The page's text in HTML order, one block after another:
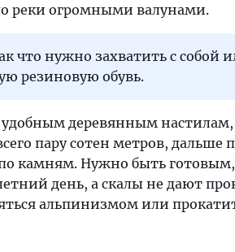
реки огромными валунами.
что нужно захватить с собой
резиновую обувь.
удобным деревянным
пару сотен метров, дальше
камням. Нужно быть готовым,
день, а скалы не дают
альпинизмом или